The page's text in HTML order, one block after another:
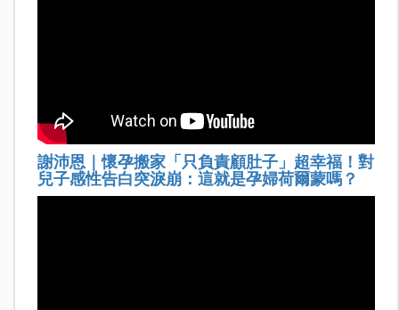
謝沛恩｜懷孕搬家「只負責顧肚子」超幸福！對
兒子感性告白突淚崩：這就是孕婦荷爾蒙嗎？